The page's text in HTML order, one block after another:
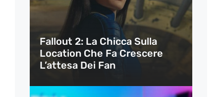
Fallout 2: La Chicca Sulla
Location Che Fa Crescere
L’attesa Dei Fan